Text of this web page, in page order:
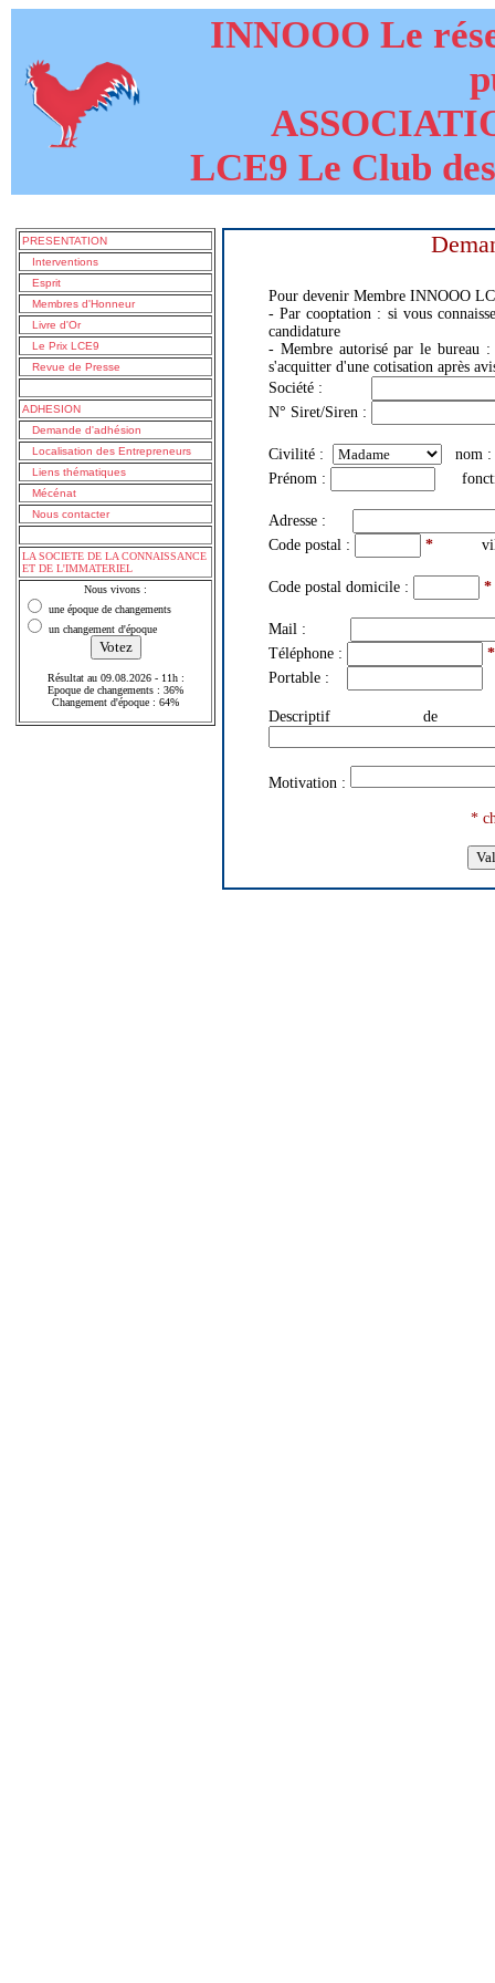
INNOOO Le
LCE9 Le Club
PRESENTATION
Interventions
Esprit
Membres d'Honneur
Livre d'Or
Le Prix LCE9
Revue de Presse
ADHESION
Demande d'adhésion
Localisation des Entrepreneurs
Liens thématiques
Mécénat
Nous contacter
LA SOCIETE DE LA CONNAISSANCE
ET DE L'IMMATERIEL
Nous vivons :
une époque de changements
un changement d'époque
Résultat au 09.08.2026 - 11h :
Epoque de changements : 36%
Changement d'époque : 64%
Pour devenir Membre INNOOO
- Par cooptation : si vous
candidature
- Membre autorisé par le bureau
s'acquitter d'une cotisation après
Société :
N° Siret/Siren :
Civilité :
Prénom :
Adresse :
Code postal :
*
Code postal domicile : *
Mail :
Téléphone :
*
Portable :
Descriptif
Motivation :
*